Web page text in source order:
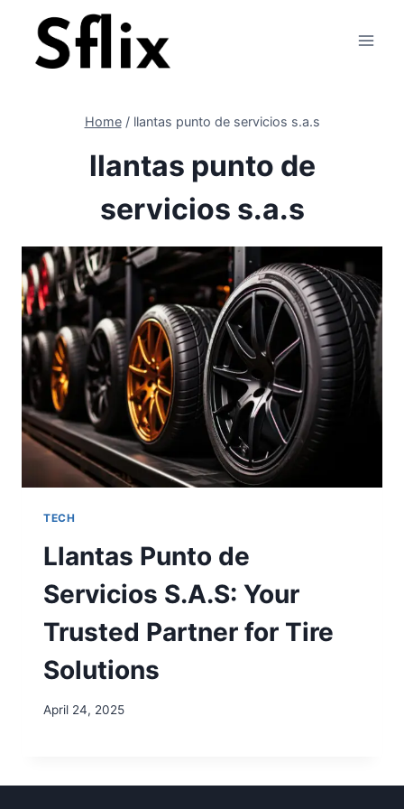
content
Home / llantas punto de servicios s.a.s
llantas punto de
servicios s.a.s
TECH
Llantas Punto de
Servicios S.A.S: Your
Trusted Partner for Tire
Solutions
April 24, 2025